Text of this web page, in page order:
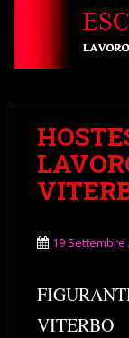
19 Settembre
VITERBO